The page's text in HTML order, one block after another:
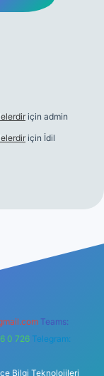
için admin
için İdil
Teams:
0 726 Telegram:
Bilgi Teknolojileri